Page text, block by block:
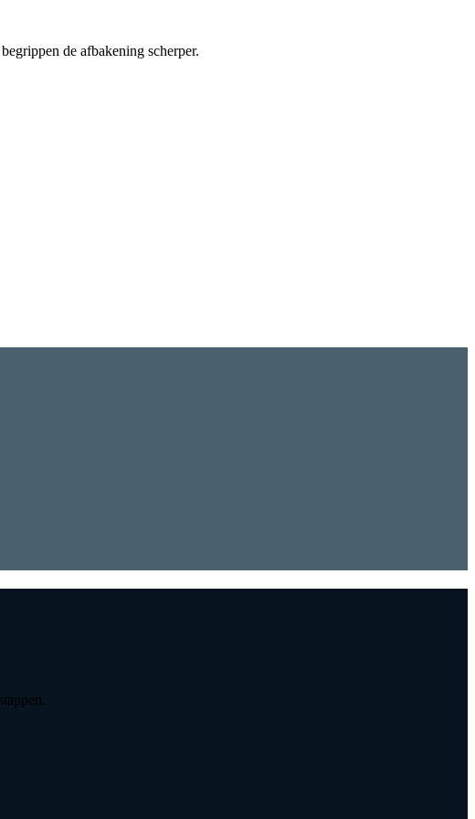
de afbakening scherper.